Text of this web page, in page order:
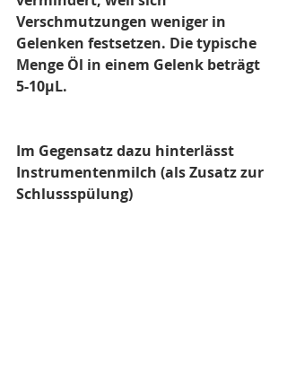
Verschmutzungen weniger in
Gelenken festsetzen. Die typische
Menge Öl in einem Gelenk beträgt
5-10µL.
Im Gegensatz dazu hinterlässt
Instrumentenmilch (als Zusatz zur
Schlussspülung)